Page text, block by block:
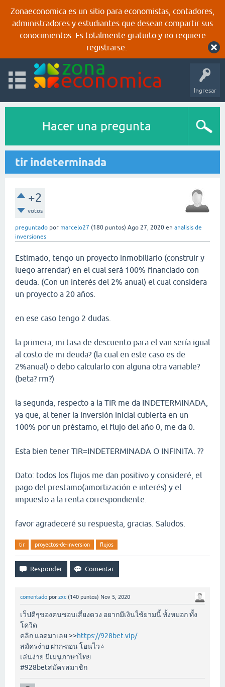
Zonaeconomica es un sitio para economistas, contadores,
administradores y estudiantes que desean compartir sus
conocimientos. Es totalmente gratuito y no requiere
registrarse.
Ingresar
Hacer una pregunta
tir indeterminada
+2
votos
preguntado por marcelo27 (180 puntos) Ago 27, 2020 en analisis de
inversiones
Estimado, tengo un proyecto inmobiliario (construir y
luego arrendar) en el cual será 100% financiado con
deuda. (Con un interés del 2% anual) el cual considera
un proyecto a 20 años.
en ese caso tengo 2 dudas.
la primera, mi tasa de descuento para el van sería igual
al costo de mi deuda? (la cual en este caso es de
2%anual) o debo calcularlo con alguna otra variable?
(beta? rm?)
la segunda, respecto a la TIR me da INDETERMINADA,
ya que, al tener la inversión inicial cubierta en un
100% por un préstamo, el flujo del año 0, me da 0.
Esta bien tener TIR=INDETERMINADA O INFINITA. ??
Dato: todos los flujos me dan positivo y consideré, el
pago del prestamo(amortización e interés) y el
impuesto a la renta correspondiente.
favor agradeceré su respuesta, gracias. Saludos.
tir proyectos-de-inversion flujos
comentado por zxc (140 puntos) Nov 5, 2020
เว็ปดีๆของคนชอบเสี่ยงดวง อยากมีเงินใช้ยามนี้ ทั้งหมอก ทั้ง
โควิด
คลิก แอดมาเลย >>https://928bet.vip/
สมัครง่าย ฝาก-ถอน โอนไว⭐️
เล่นง่าย มีเมนูภาษาไทย
#928betสมัครสมาชิก